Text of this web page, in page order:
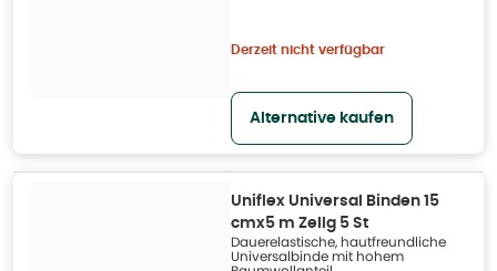
Derzeit nicht verfügbar
Alternative kaufen
Uniflex Universal Binden 15
cmx5 m Zellg 5 St
Dauerelastische, hautfreundliche
Universalbinde mit hohem